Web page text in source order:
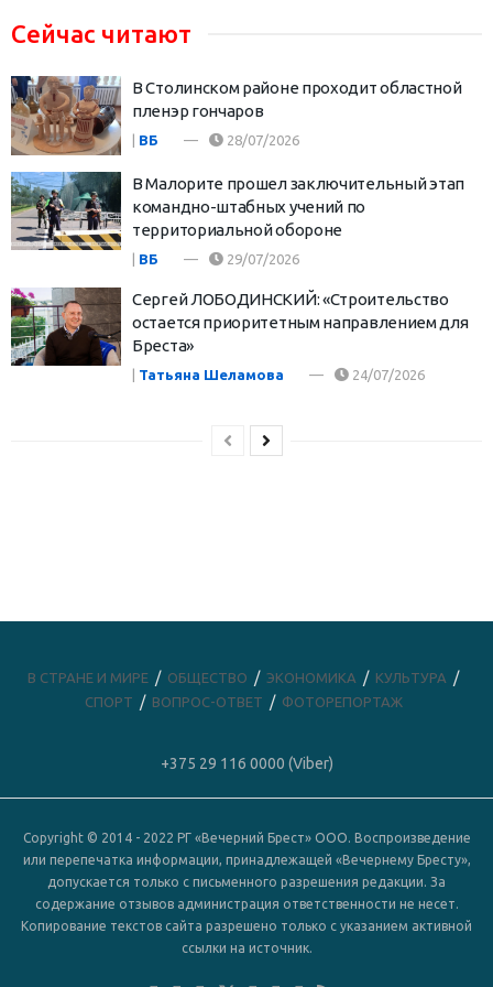
Сейчас читают
В Столинском районе проходит областной
пленэр гончаров
ВБ 28/07/2026
В Малорите прошел заключительный этап
командно-штабных учений по
территориальной обороне
| ВБ 29/07/2026
Сергей ЛОБОДИНСКИЙ: «Строительство
остается приоритетным направлением для
Бреста»
| Татьяна Шеламова 24/07/2026
В СТРАНЕ И МИРЕ ОБЩЕСТВО ЭКОНОМИКА
КУЛЬТУРА
СПОРТ
ВОПРОС-ОТВЕТ ФОТОРЕПОРТАЖ
+375 29 116 0000 (Viber)
Copyright © 2014 - 2022 РГ «Вечерний Брест» ООО. Воспроизведение
или перепечатка информации, принадлежащей «Вечернему Бресту»,
допускается только с письменного разрешения редакции. За
содержание отзывов администрация ответственности не несет.
Копирование текстов сайта разрешено только с указанием активной
ссылки на источник.